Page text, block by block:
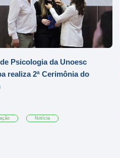
Psicologia da Unoesc
realiza 2ª Cerimônia do
Notícia